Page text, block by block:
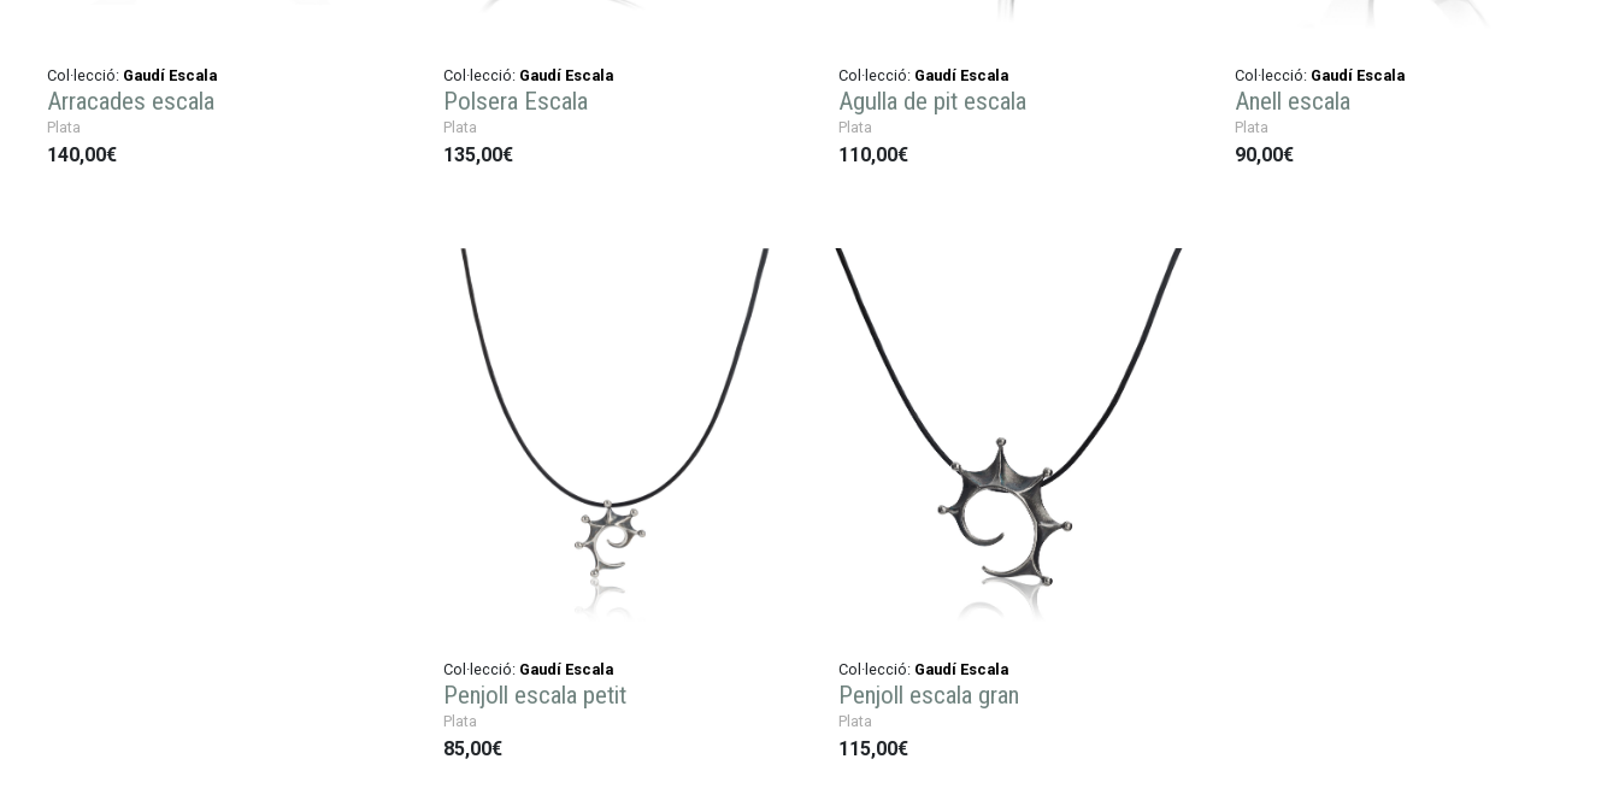
Col·lecció: Gaudí Escala
Arracades escala
Plata
140,00€
Col·lecció: Gaudí Escala
Polsera Escala
Plata
135,00€
Col·lecció: Gaudí Escala
Agulla de pit escala
Plata
110,00€
Col·lecció: Gaudí Escala
Anell escala
Plata
90,00€
Col·lecció: Gaudí Escala
Penjoll escala petit
Plata
85,00€
Col·lecció: Gaudí Escala
Penjoll escala gran
Plata
115,00€